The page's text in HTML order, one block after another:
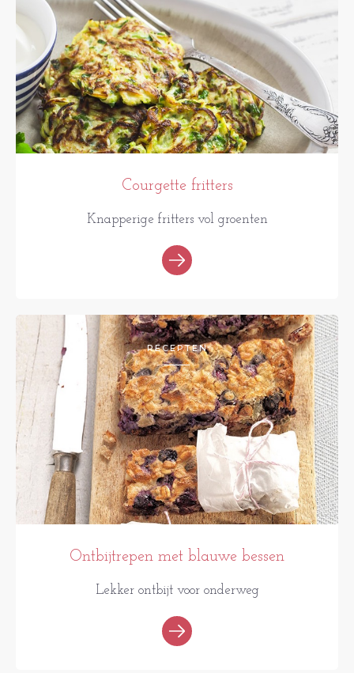
Courgette fritters
Knapperige fritters vol groenten
RECEPTEN
Ontbijtrepen met blauwe bessen
Lekker ontbijt voor onderweg